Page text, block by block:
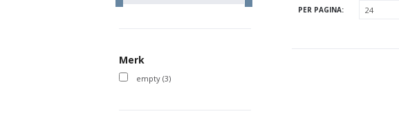
Merk
empty (3)
PER PAGINA: